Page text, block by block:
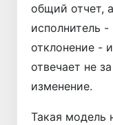
общий отчет,
исполнитель
отклонение -
отвечает не
изменение.
Такая модель